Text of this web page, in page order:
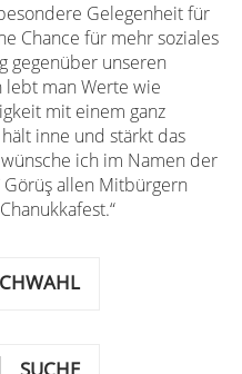
Gelegenheit für
Chance für mehr soziales
gegenüber unseren
lebt man Werte wie
mit einem ganz
inne und stärkt das
ich im Namen der
allen Mitbürgern